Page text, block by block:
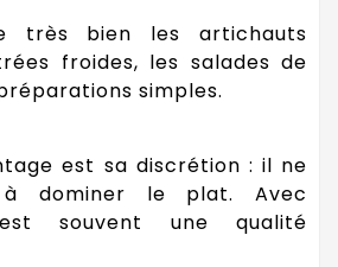
très bien les artichauts
froides, les salades de
simples.
est sa discrétion : il ne
dominer le plat. Avec
souvent une qualité